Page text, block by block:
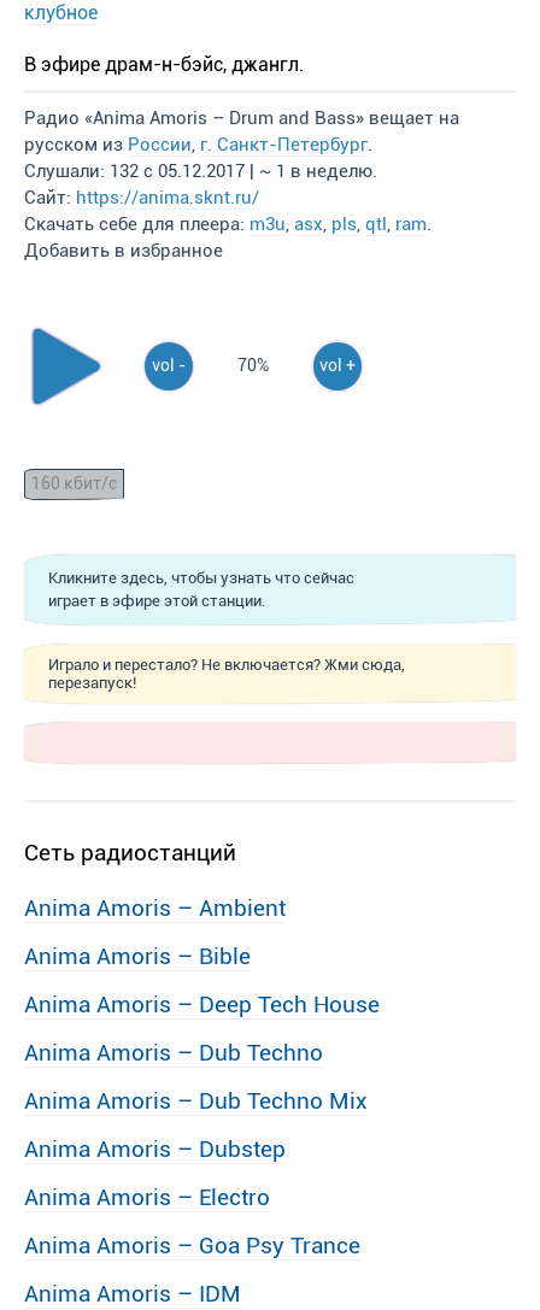
клубное
В эфире драм-н-бэйс, джангл.
Радио «Anima Amoris – Drum and Bass» вещает на
русском из России, г. Санкт-Петербург.
Слушали: 132 с 05.12.2017 | ~ 1 в неделю.
Сайт: https://anima.sknt.ru/
Скачать себе для плеера: m3u, asx, pls, qtl, ram.
Добавить в избранное
vol - 70% vol +
160 кбит/с
Кликните здесь, чтобы узнать что сейчас
играет в эфире этой станции.
Играло и перестало? Не включается? Жми сюда,
перезапуск!
Сеть радиостанций
Anima Amoris – Ambient
Anima Amoris – Bible
Anima Amoris – Deep Tech House
Anima Amoris – Dub Techno
Anima Amoris – Dub Techno Mix
Anima Amoris – Dubstep
Anima Amoris – Electro
Anima Amoris – Goa Psy Trance
Anima Amoris – IDM